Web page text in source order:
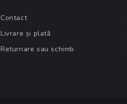
Contact
Livrare și plată
Returnare sau schimb